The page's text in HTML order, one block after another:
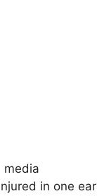
media
in one ear